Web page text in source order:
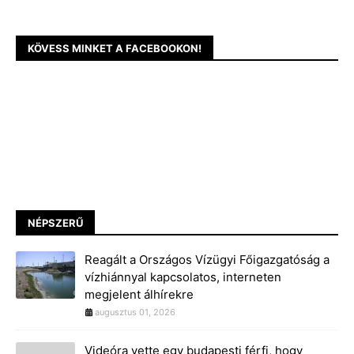
KÖVESS MINKET A FACEBOOKON!
NÉPSZERŰ
Reagált a Országos Vízügyi Főigazgatóság a
vízhiánnyal kapcsolatos, interneten
megjelent álhírekre
augusztus 01, 2026
Videóra vette egy budapesti férfi, hogy